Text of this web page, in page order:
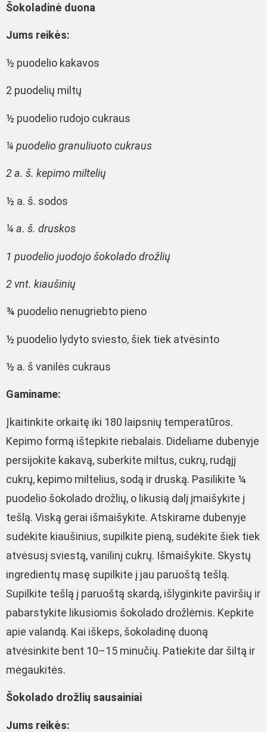
Šokoladinė duona
Jums reikės:
½ puodelio kakavos
2 puodelių miltų
½ puodelio rudojo cukraus
¼ puodelio granuliuoto cukraus
2 a. š. kepimo miltelių
½ a. š. sodos
¼ a. š. druskos
1 puodelio juodojo šokolado drožlių
2 vnt. kiaušinių
¾ puodelio nenugriebto pieno
½ puodelio lydyto sviesto, šiek tiek atvėsinto
½ a. š vanilės cukraus
Gaminame:
Įkaitinkite orkaitę iki 180 laipsnių temperatūros.
Kepimo formą ištepkite riebalais. Dideliame dubenyje
persijokite kakavą, suberkite miltus, cukrų, rudąjį
cukrų, kepimo miltelius, sodą ir druską. Pasilikite ¼
puodelio šokolado drožlių, o likusią dalį įmaišykite į
tešlą. Viską gerai išmaišykite. Atskirame dubenyje
sudėkite kiaušinius, supilkite pieną, sudėkite šiek tiek
atvėsusį sviestą, vanilinį cukrų. Išmaišykite. Skystų
ingredientų masę supilkite į jau paruoštą tešlą.
Supilkite tešlą į paruoštą skardą, išlyginkite paviršių ir
pabarstykite likusiomis šokolado drožlėmis. Kepkite
apie valandą. Kai iškeps, šokoladinę duoną
atvėsinkite bent 10–15 minučių. Patiekite dar šiltą ir
mėgaukitės.
Šokolado drožlių sausainiai
Jums reikės: